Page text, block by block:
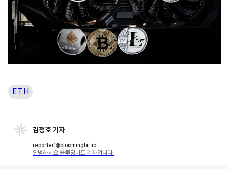
ETH
김정호 기자
reporter1@bloomingbit.io
안녕하세요 블루밍비트 기자입니다.